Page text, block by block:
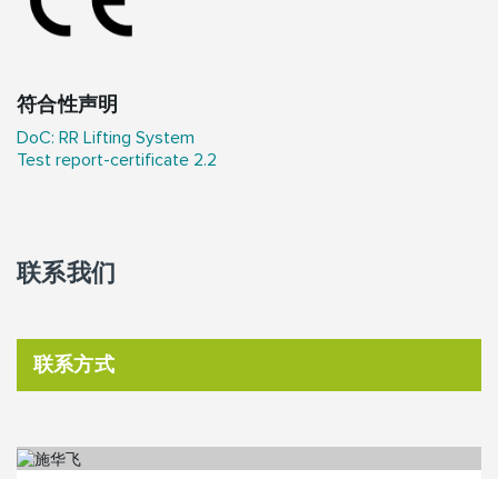
符合性声明
DoC: RR Lifting System
Test report-certificate 2.2
联系我们
联系方式